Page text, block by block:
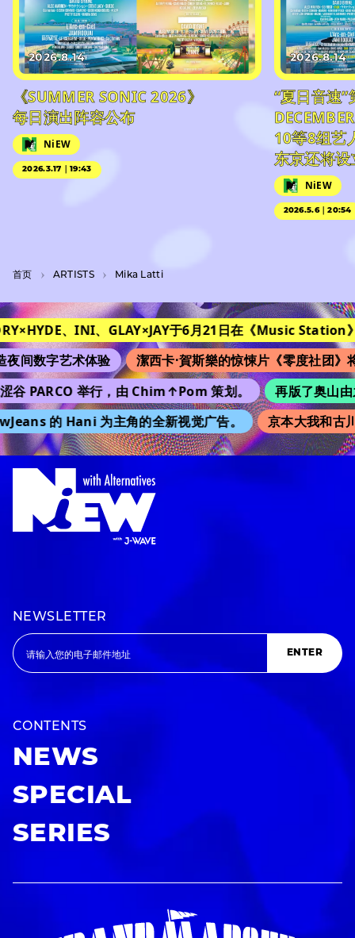
2026.8.14
《SUMMER SONIC 2026》
每日演出阵容公布
NiEW
2026.3.17｜19:43
2026.8.14
“夏日音速
DECEMBER
10等8组艺
东京还将
NiEW
2026.5.6｜20:54
首页 A­R­T­I­S­T­S Mika Latti
、INI、GLAY×JAY于6月21日在《Music Station》
间数字艺术体验
潔西卡·賀斯樂的惊悚片《零度社团》将
PARCO 举行，由 Chim↑Pom 策划。
再版了奥山由
的 Hani 为主角的全新视觉广告。
京本大我和古川
NEWSLETTER
ENTER
CONTENTS
NEWS
SPECIAL
SERIES